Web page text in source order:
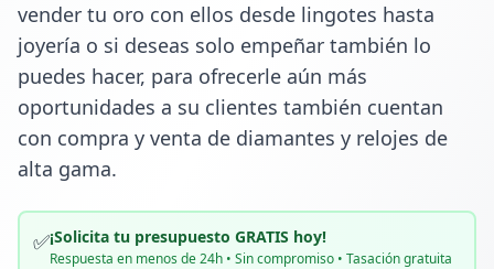
vender tu oro con ellos desde lingotes hasta
joyería o si deseas solo empeñar también lo
puedes hacer, para ofrecerle aún más
oportunidades a su clientes también cuentan
con compra y venta de diamantes y relojes de
alta gama.
✅¡Solicita tu presupuesto GRATIS hoy!
Respuesta en menos de 24h • Sin compromiso • Tasación gratuita